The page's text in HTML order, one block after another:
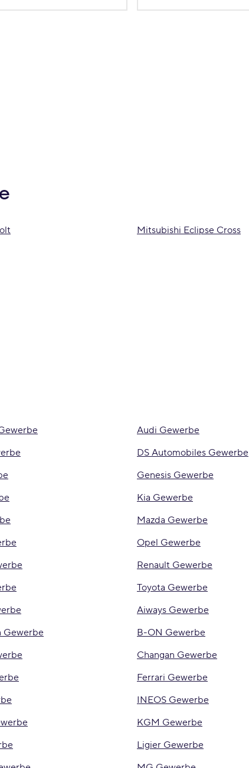
Mitsubishi Eclipse Cross
Audi Gewerbe
DS Automobiles Gewerbe
Genesis Gewerbe
Kia Gewerbe
Mazda Gewerbe
Opel Gewerbe
Renault Gewerbe
Toyota Gewerbe
Aiways Gewerbe
Gewerbe B-ON Gewerbe
Changan Gewerbe
Ferrari Gewerbe
INEOS Gewerbe
KGM Gewerbe
Ligier Gewerbe